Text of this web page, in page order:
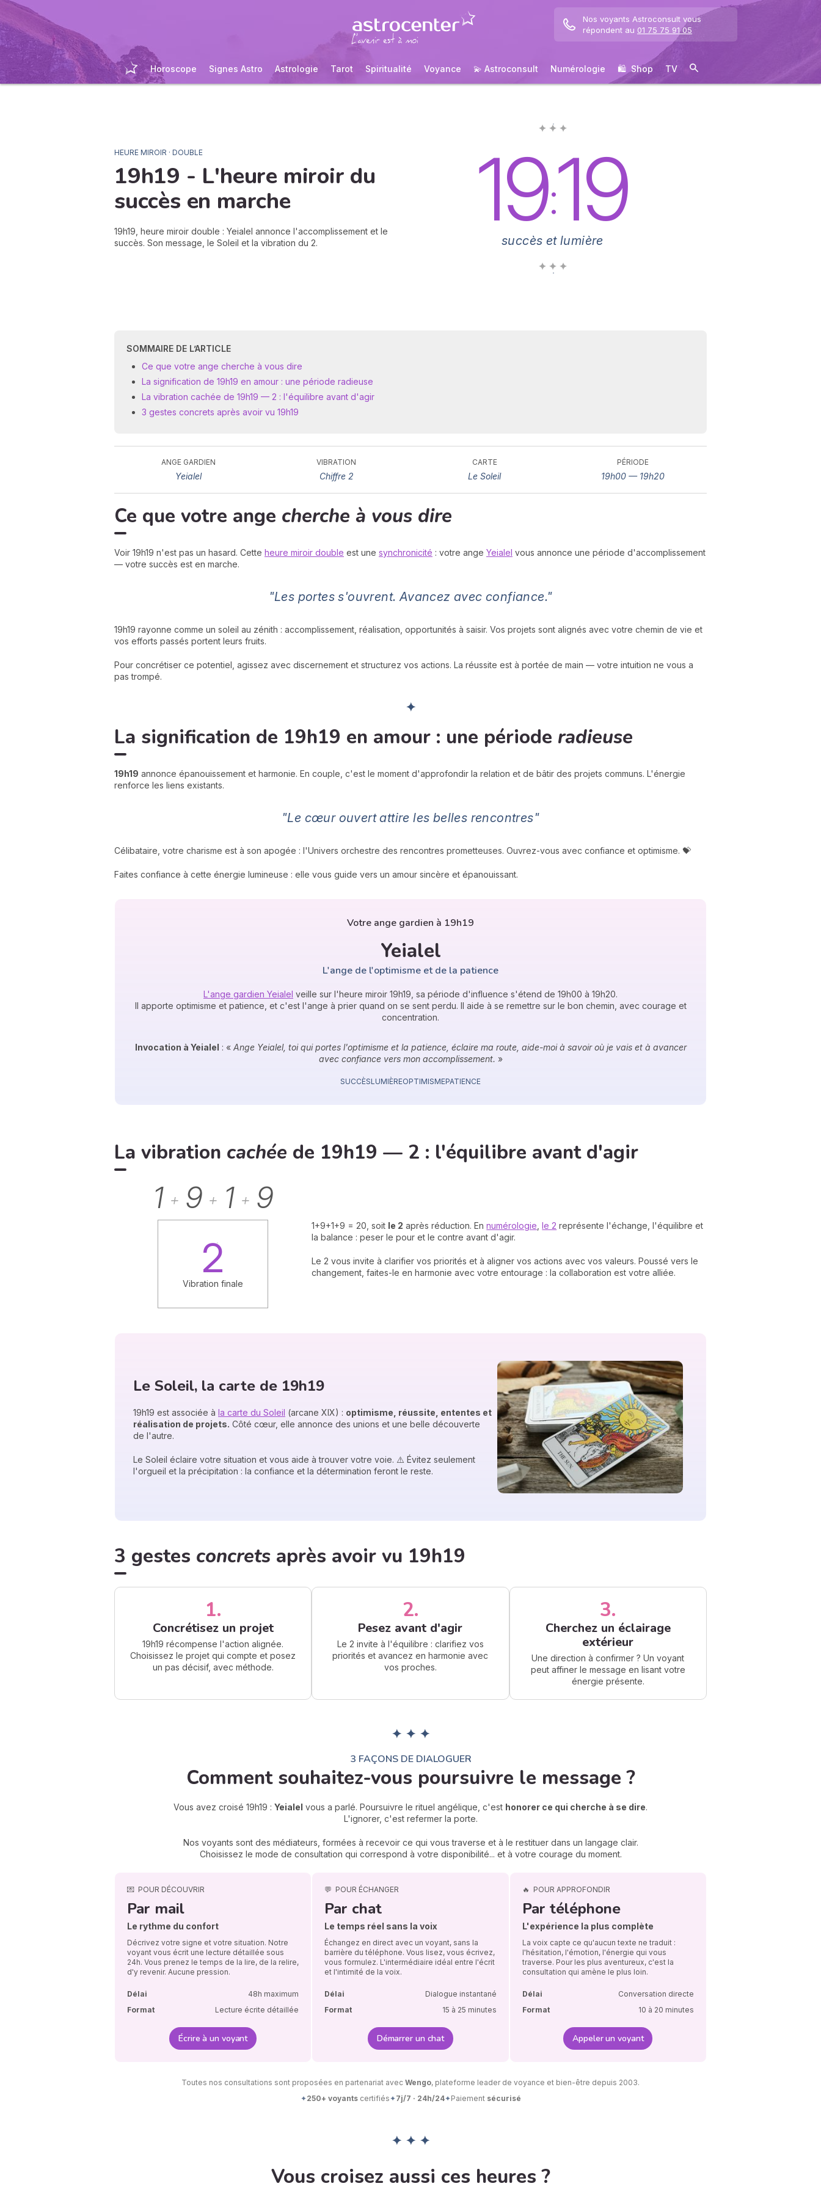
Nos voyants Astroconsult vous
répondent au 01 75 75 91 05
Horoscope Signes Astro Astrologie Tarot Spiritualité Voyance 💫 Astroconsult Numérologie 🛍 ️ Shop TV
HEURE MIROIR · DOUBLE
19h19 - L'heure miroir du
succès en marche
19h19, heure miroir double : Yeialel annonce l'accomplissement et le
succès. Son message, le Soleil et la vibration du 2.
✦ ✦ ✦
19:19
succès et lumière
✦ ✦ ✦
SOMMAIRE DE L’ARTICLE
Ce que votre ange cherche à vous dire
La signification de 19h19 en amour : une période radieuse
La vibration cachée de 19h19 — 2 : l'équilibre avant d'agir
3 gestes concrets après avoir vu 19h19
ANGE GARDIEN
Yeialel
VIBRATION
Chiffre 2
CARTE
Le Soleil
PÉRIODE
19h00 — 19h20
Ce que votre ange cherche à vous dire
Voir 19h19 n'est pas un hasard. Cette heure miroir double est une synchronicité : votre ange Yeialel vous annonce une période d'accomplissement
— votre succès est en marche.
"Les portes s'ouvrent. Avancez avec confiance."
19h19 rayonne comme un soleil au zénith : accomplissement, réalisation, opportunités à saisir. Vos projets sont alignés avec votre chemin de vie et
vos efforts passés portent leurs fruits.
Pour concrétiser ce potentiel, agissez avec discernement et structurez vos actions. La réussite est à portée de main — votre intuition ne vous a
pas trompé.
✦
La signification de 19h19 en amour : une période radieuse
19h19 annonce épanouissement et harmonie. En couple, c'est le moment d'approfondir la relation et de bâtir des projets communs. L'énergie
renforce les liens existants.
"Le cœur ouvert attire les belles rencontres"
Célibataire, votre charisme est à son apogée : l'Univers orchestre des rencontres prometteuses. Ouvrez-vous avec confiance et optimisme. 💝
Faites confiance à cette énergie lumineuse : elle vous guide vers un amour sincère et épanouissant.
Votre ange gardien à 19h19
Yeialel
L'ange de l'optimisme et de la patience
L'ange gardien Yeialel veille sur l'heure miroir 19h19, sa période d'influence s'étend de 19h00 à 19h20.
Il apporte optimisme et patience, et c'est l'ange à prier quand on se sent perdu. Il aide à se remettre sur le bon chemin, avec courage et
concentration.
Invocation à Yeialel : « Ange Yeialel, toi qui portes l'optimisme et la patience, éclaire ma route, aide-moi à savoir où je vais et à avancer
avec confiance vers mon accomplissement. »
SUCCÈSLUMIÈREOPTIMISMEPATIENCE
La vibration cachée de 19h19 — 2 : l'équilibre avant d'agir
1 + 9 + 1 + 9
2
Vibration finale
1+9+1+9 = 20, soit le 2 après réduction. Ennumérologie ,le 2 représente l'échange, l'équilibre et
la balance : peser le pour et le contre avant d'agir.
Le 2 vous invite à clarifier vos priorités et à aligner vos actions avec vos valeurs. Poussé vers le
changement, faites-le en harmonie avec votre entourage : la collaboration est votre alliée.
Le Soleil, la carte de 19h19
19h19 est associée à la carte du Soleil (arcane XIX) : optimisme, réussite, ententes et
réalisation de projets. Côté cœur, elle annonce des unions et une belle découverte
de l'autre.
Le Soleil éclaire votre situation et vous aide à trouver votre voie. ⚠️ Évitez seulement
l'orgueil et la précipitation : la confiance et la détermination feront le reste.
3 gestes concrets après avoir vu 19h19
1.
Concrétisez un projet
19h19 récompense l'action alignée.
Choisissez le projet qui compte et posez
un pas décisif, avec méthode.
2.
Pesez avant d'agir
Le 2 invite à l'équilibre : clarifiez vos
priorités et avancez en harmonie avec
vos proches.
3.
Cherchez un éclairage
extérieur
Une direction à confirmer ? Un voyant
peut affiner le message en lisant votre
énergie présente.
✦ ✦ ✦
3 FAÇONS DE DIALOGUER
Comment souhaitez-vous poursuivre le message ?
Vous avez croisé 19h19 : Yeialel vous a parlé. Poursuivre le rituel angélique, c'est honorer ce qui cherche à se dire.
L'ignorer, c'est refermer la porte.
Nos voyants sont des médiateurs, formées à recevoir ce qui vous traverse et à le restituer dans un langage clair.
Choisissez le mode de consultation qui correspond à votre disponibilité... et à votre courage du moment.
💌 POUR DÉCOUVRIR
Par mail
Le rythme du confort
Décrivez votre signe et votre situation. Notre
voyant vous écrit une lecture détaillée sous
24h. Vous prenez le temps de la lire, de la relire,
d'y revenir. Aucune pression.
Délai
48h maximum
Format
Lecture écrite détaillée
Écrire à un voyant
💬 POUR ÉCHANGER
Par chat
Le temps réel sans la voix
Échangez en direct avec un voyant, sans la
barrière du téléphone. Vous lisez, vous écrivez,
vous formulez. L'intermédiaire idéal entre l'écrit
et l'intimité de la voix.
Délai
Dialogue instantané
Format
15 à 25 minutes
Démarrer un chat
🔥 POUR APPROFONDIR
Par téléphone
L'expérience la plus complète
La voix capte ce qu'aucun texte ne traduit :
l'hésitation, l'émotion, l'énergie qui vous
traverse. Pour les plus aventureux, c'est la
consultation qui amène le plus loin.
Délai
Conversation directe
Format
10 à 20 minutes
Appeler un voyant
Toutes nos consultations sont proposées en partenariat avec Wengo, plateforme leader de voyance et bien-être depuis 2003.
✦250+ voyantscertifiés✦7j/7 · 24h/24✦Paiement sécurisé
✦ ✦ ✦
Vous croisez aussi ces heures ?